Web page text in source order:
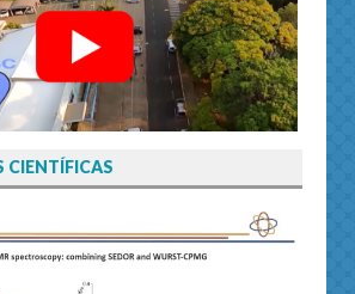
CIENTÍFICAS